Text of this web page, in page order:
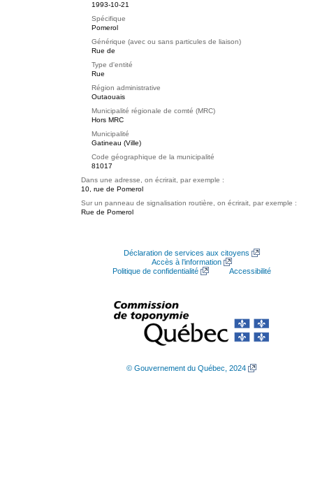
1993-10-21
Spécifique
Pomerol
Générique (avec ou sans particules de liaison)
Rue de
Type d'entité
Rue
Région administrative
Outaouais
Municipalité régionale de comté (MRC)
Hors MRC
Municipalité
Gatineau (Ville)
Code géographique de la municipalité
81017
Dans une adresse, on écrirait, par exemple :
10, rue de Pomerol
Sur un panneau de signalisation routière, on écrirait, par exemple :
Rue de Pomerol
Déclaration de services aux citoyens
Accès à l’information
Politique de confidentialité
Accessibilité
© Gouvernement du Québec, 2024